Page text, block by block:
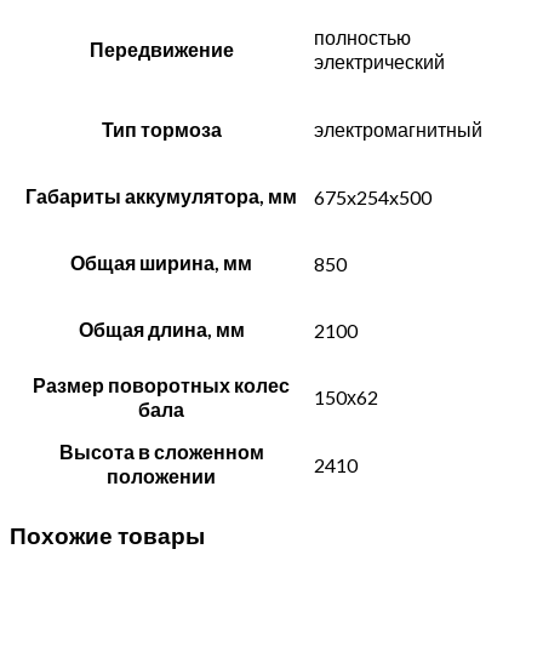
Передвижение
полностью
электрический
Тип тормоза электромагнитный
Габариты аккумулятора, мм 675x254x500
Общая ширина, мм 850
Общая длина, мм 2100
Размер поворотных колес
бала
150х62
Высота в сложенном
положении
2410
Похожие товары